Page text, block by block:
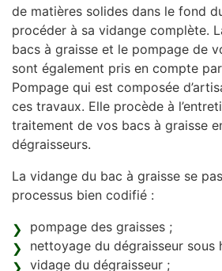
de matières solides dans le fond
procéder à sa vidange complète.
bacs à graisse et le pompage de
sont également pris en compte par
Pompage qui est composée
ces travaux. Elle procède à
traitement de vos bacs à graisse
dégraisseurs.
La vidange du bac à graisse se
processus bien codifié :
pompage des graisses ;
nettoyage du dégraisseur sous
vidage du dégraisseur ;